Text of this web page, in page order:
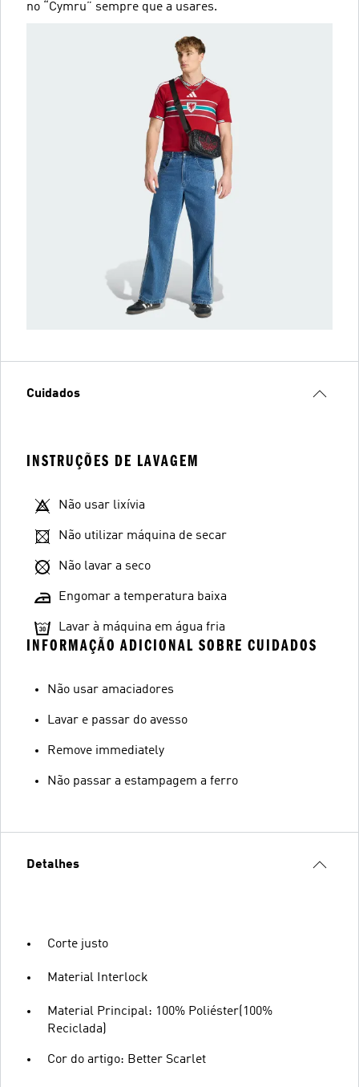
no “Cymru” sempre que a usares.
Cuidados
INSTRUÇÕES DE LAVAGEM
Não usar lixívia
Não utilizar máquina de secar
Não lavar a seco
Engomar a temperatura baixa
Lavar à máquina em água fria
INFORMAÇÃO ADICIONAL SOBRE CUIDADOS
Não usar amaciadores
Lavar e passar do avesso
Remove immediately
Não passar a estampagem a ferro
Detalhes
Corte justo
Material Interlock
Material Principal: 100% Poliéster(100%
Reciclada)
Cor do artigo: Better Scarlet